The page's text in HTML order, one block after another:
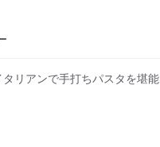
リアンで手打ちパスタを堪能